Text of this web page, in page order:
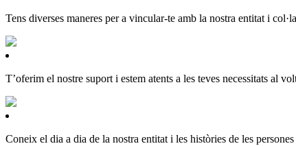
Tens diverses maneres per a vincular-te amb la nostra entitat i
T’oferim el nostre suport i estem atents a les teves necessitats al
Coneix el dia a dia de la nostra entitat i les històries de les